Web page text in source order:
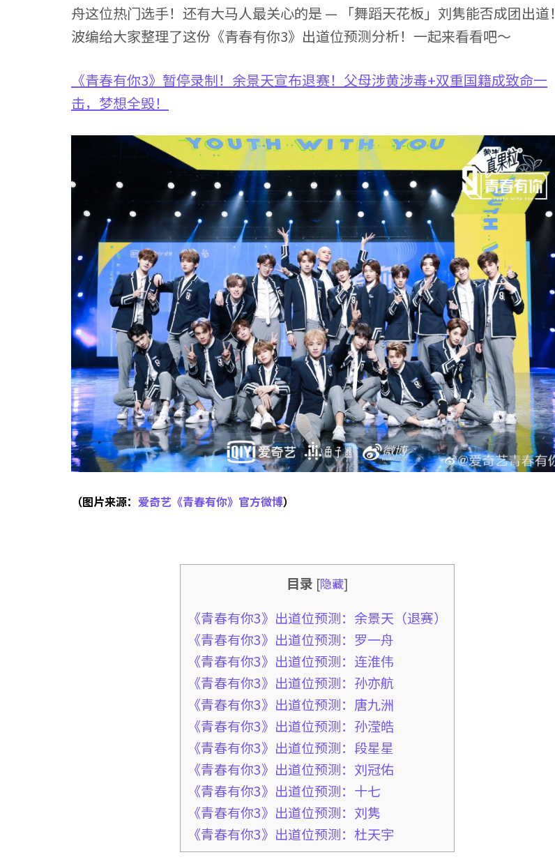
舟这位热门选手！还有大马人最关心的是 — 「舞蹈天花板」刘隽能否成团出道！
波编给大家整理了这份《青春有你3》出道位预测分析！一起来看看吧～
《青春有你3》暂停录制！余景天宣布退赛！父母涉黄涉毒+双重国籍成致命一
击，梦想全毁！
（图片来源： 爱奇艺《青春有你》官方微博）
目录 [隐藏]
《青春有你3》出道位预测：余景天（退赛）
《青春有你3》出道位预测：罗一舟
《青春有你3》出道位预测：连淮伟
《青春有你3》出道位预测：孙亦航
《青春有你3》出道位预测：唐九洲
《青春有你3》出道位预测：孙滢皓
《青春有你3》出道位预测：段星星
《青春有你3》出道位预测：刘冠佑
《青春有你3》出道位预测：十七
《青春有你3》出道位预测：刘隽
《青春有你3》出道位预测：杜天宇